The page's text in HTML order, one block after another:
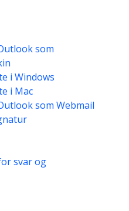
som
i Windows
i Mac
som Webmail
svar og